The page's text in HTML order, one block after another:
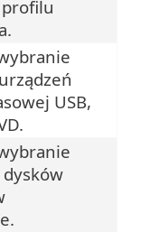
USB,